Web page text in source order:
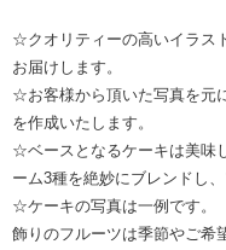
卒寿祝い（90歳） 祖父母 60
ギフトモールより感謝申し
この度は、卒寿祝いのケー
りがとうございます。
また、心温まるご感想と最
上げます。
☆クオリティーの高いイラス
お届けします。
☆お客様から頂いた写真を元
を作成いたします。
☆ベースとなるケーキは美味
ーム3種を絶妙にブレンドし
☆ケーキの写真は一例です。
飾りのフルーツは季節やご希